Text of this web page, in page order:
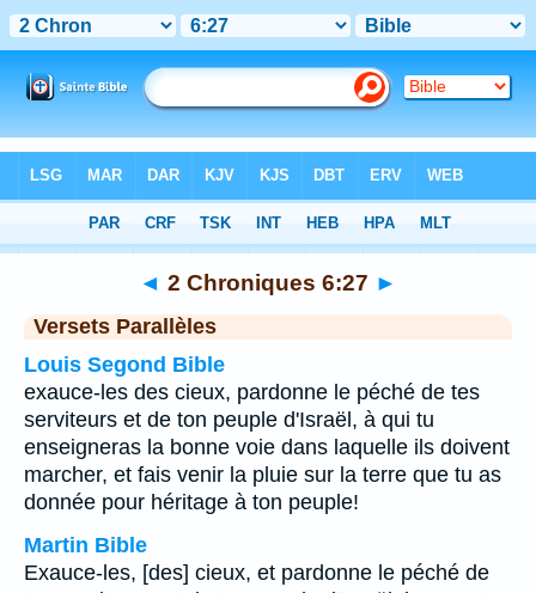
>Chapitre 6 > Verset 27
◄ 2 Chroniques 6:27 ►
Versets Parallèles
Louis Segond Bible
exauce-les des cieux, pardonne le péché de tes
serviteurs et de ton peuple d'Israël, à qui tu
enseigneras la bonne voie dans laquelle ils doivent
marcher, et fais venir la pluie sur la terre que tu as
donnée pour héritage à ton peuple!
Martin Bible
Exauce-les, [des] cieux, et pardonne le péché de